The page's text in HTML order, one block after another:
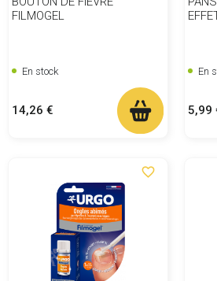
FILMOGEL
En stock
Prix
14,26 €
En
Prix
5,99
favorite_border